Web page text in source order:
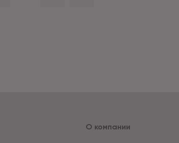
О компании